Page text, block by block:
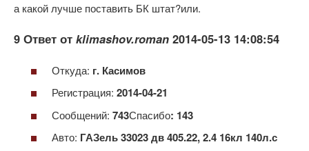
а какой лучше поставить БК штат?или.
9 Ответ от klimashov.roman 2014-05-13 14:08:54
Откуда: г. Касимов
Регистрация: 2014-04-21
Сообщений: 743Спасибо: 143
Авто: ГАЗель 33023 дв 405.22, 2.4 16кл 140л.с